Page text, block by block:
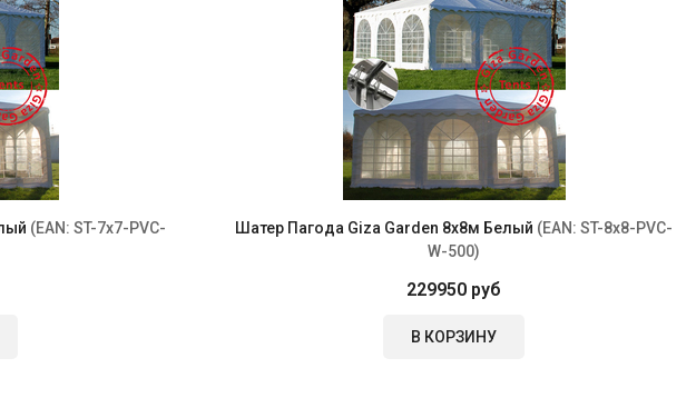
(EAN:ST-7x7-PVC-
Шатер Пагода Giza Garden 8x8м Белый (EAN:ST-8x8-PVC-
W-500)
229950 руб
В КОРЗИНУ